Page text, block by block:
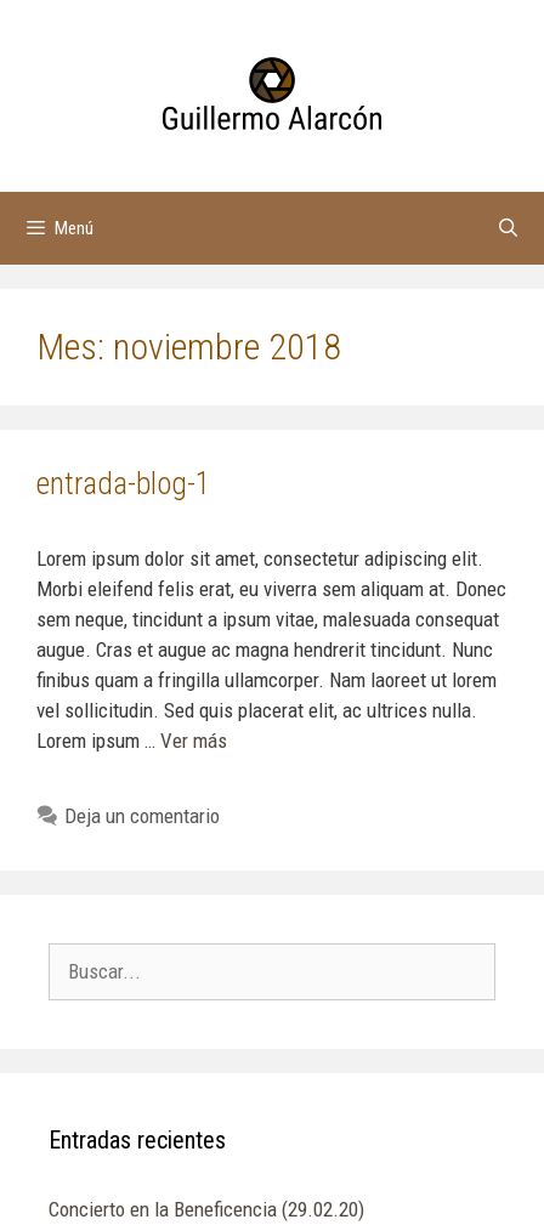
Menú
Mes: noviembre 2018
entrada-blog-1
Lorem ipsum dolor sit amet, consectetur adipiscing elit.
Morbi eleifend felis erat, eu viverra sem aliquam at. Donec
sem neque, tincidunt a ipsum vitae, malesuada consequat
augue. Cras et augue ac magna hendrerit tincidunt. Nunc
finibus quam a fringilla ullamcorper. Nam laoreet ut lorem
vel sollicitudin. Sed quis placerat elit, ac ultrices nulla.
Lorem ipsum … Ver más
Deja un comentario
Entradas recientes
Concierto en la Beneficencia (29.02.20)